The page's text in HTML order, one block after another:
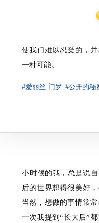
使我们难以忍受的，
一种可能。
#爱丽丝·门罗 #公开的秘
小时候的我，总是说
后的世界想得很美好
当然，想做的事情常
一次我提到“长大后”